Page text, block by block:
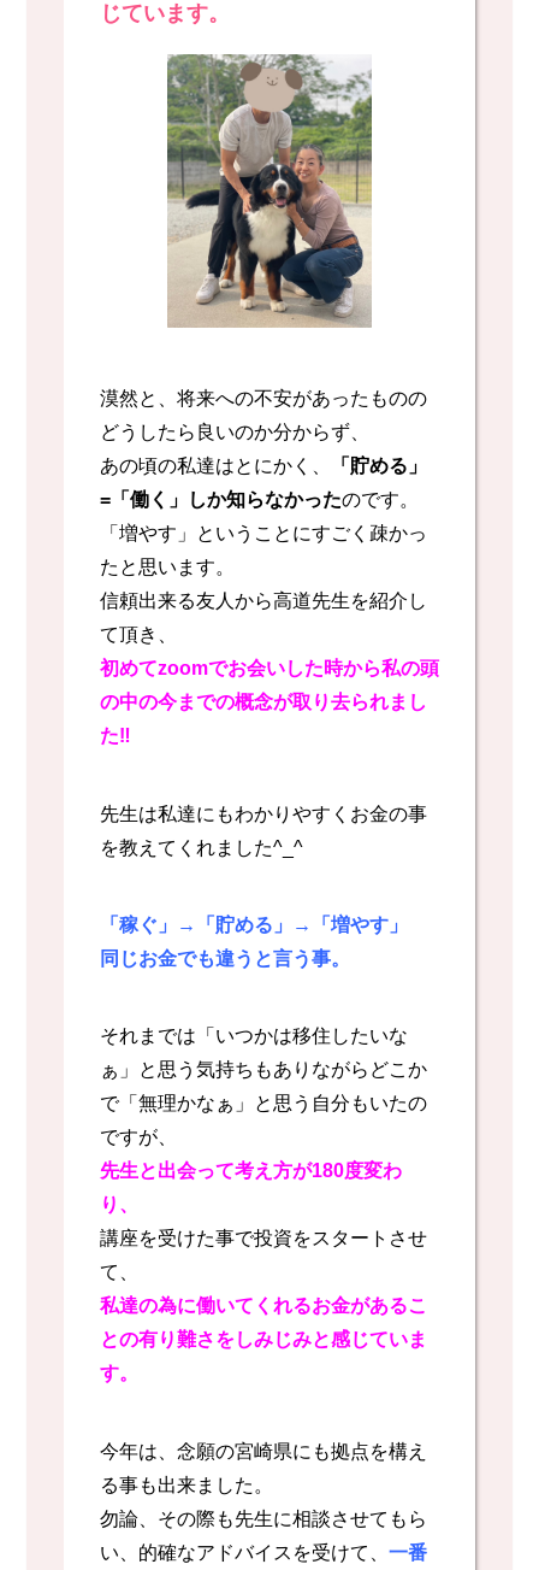
じています。
漠然と、将来への不安があったものの
どうしたら良いのか分からず、
あの頃の私達はとにかく、
「貯める」
=「働く」しか知らなかったのです。
「増やす」ということにすごく疎かっ
たと思います。
信頼出来る友人から高道先生を紹介し
て頂き、
初めてzoomでお会いした時から私の頭
の中の今までの概念が取り去られまし
た‼️
先生は私達にもわかりやすくお金の事
を教えてくれました^_^
「稼ぐ」→「貯める」→「増やす」
同じお金でも違うと言う事。
それまでは「いつかは移住したいな
ぁ」と思う気持ちもありながらどこか
で「無理かなぁ」と思う自分もいたの
ですが、
先生と出会って考え方が180度変わ
り、
講座を受けた事で投資をスタートさせ
て、
私達の為に働いてくれるお金があるこ
との有り難さをしみじみと感じていま
す。
今年は、念願の宮崎県にも拠点を構え
る事も出来ました。
勿論、その際も先生に相談させてもら
い、的確なアドバイスを受けて、 一番